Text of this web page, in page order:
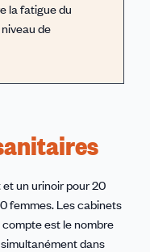
la fatigue du
de
un urinoir pour 20
femmes. Les cabinets
compte est le nombre
dans